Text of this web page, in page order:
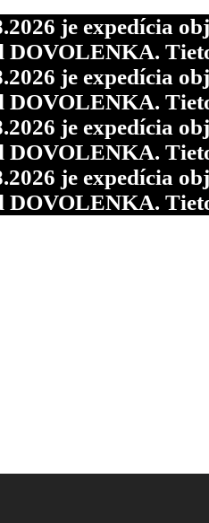
je expedícia
je expedícia
je expedícia
je expedícia